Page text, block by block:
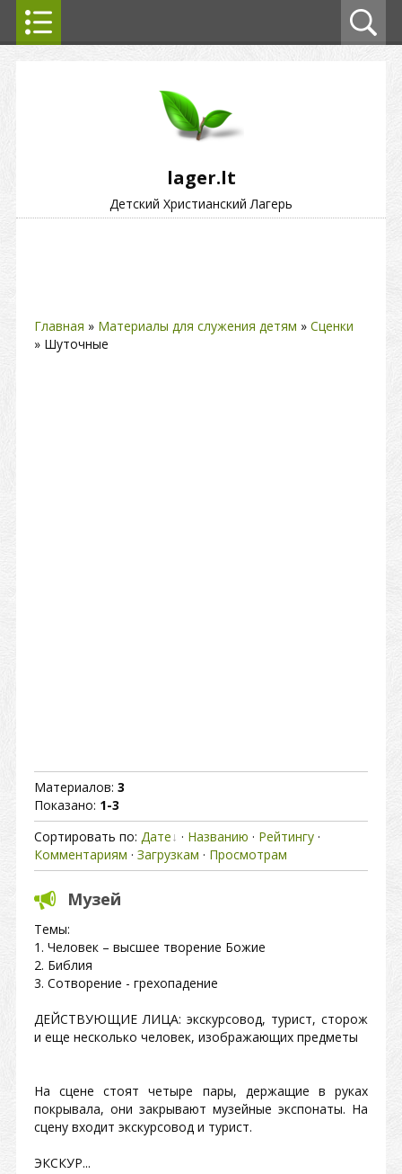
lager.lt
Детский Христианский Лагерь
Главная » Материалы для служения детям » Сценки
» Шуточные
Материалов: 3
Показано: 1-3
Сортировать по: Дате · Названию · Рейтингу ·
Комментариям · Загрузкам · Просмотрам
Mузей
Темы:
1. Человек – высшее творение Божие
2. Библия
3. Сотворение - грехопадение
ДЕЙСТВУЮЩИЕ ЛИЦА: экскурсовод, турист, сторож
и еще несколько человек, изображающих предметы
На сцене стоят четыре пары, держащие в руках
покрывала, они закрывают музейные экспонаты. На
сцену входит экскурсовод и турист.
ЭКСКУР...